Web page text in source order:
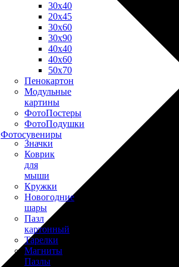
30х40
20х45
30х60
30х90
40х40
40х60
50х70
Пенокартон
Модульные
картины
ФотоПостеры
ФотоПодушки
Фотоcувениры
Значки
Коврик
для
мыши
Кружки
Новогодние
шары
Пазл
картонный
Тарелки
Магниты
Пазлы